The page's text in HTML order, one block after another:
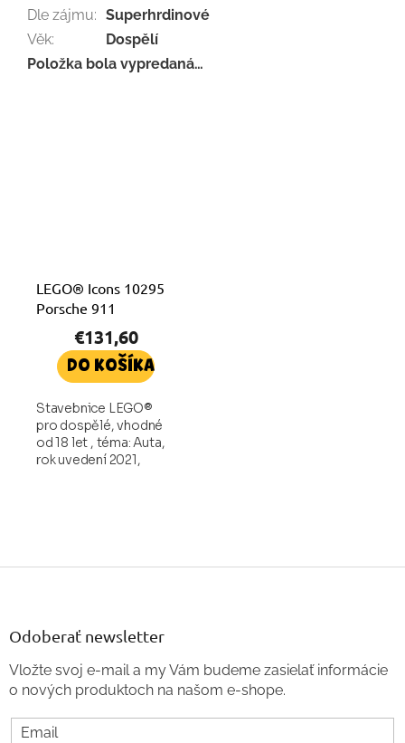
Dle zájmu: Superhrdinové
Věk:
Dospělí
Položka bola vypredaná…
LEGO® Icons 10295
Porsche 911
€131,60
DO KOŠÍKA
Stavebnice LEGO®
pro dospělé, vhodné
od 18 let , téma: Auta,
rok uvedení 2021,
Z
Odoberať newsletter
Vložte svoj e-mail a my Vám budeme zasielať informácie
o nových produktoch na našom e-shope.
Email